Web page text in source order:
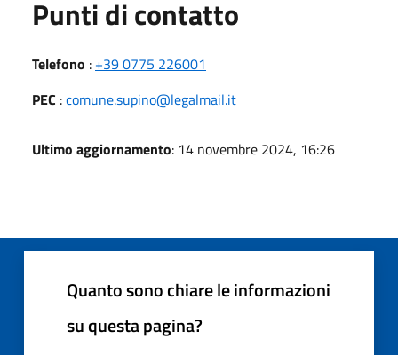
Punti di contatto
Telefono : +39 0775 226001
PEC :comune.supino@legalmail.it
Ultimo aggiornamento: 14 novembre 2024, 16:26
Quanto sono chiare le informazioni
su questa pagina?